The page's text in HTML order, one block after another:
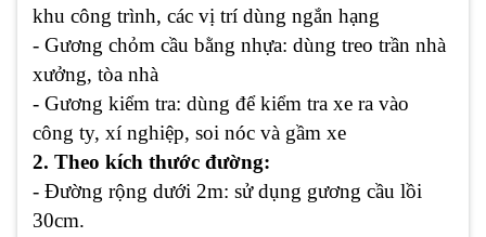
khu công trình, các vị trí dùng ngắn hạng
- Gương chỏm cầu bằng nhựa: dùng treo trần nhà
xưởng, tòa nhà
- Gương kiểm tra: dùng để kiểm tra xe ra vào
công ty, xí nghiệp, soi nóc và gầm xe
2. Theo kích thước đường:
- Đường rộng dưới 2m: sử dụng gương cầu lồi
30cm.